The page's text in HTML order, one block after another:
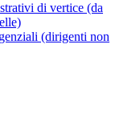
di vertice (da
(dirigenti non